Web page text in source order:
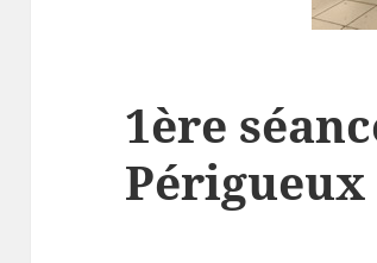
1ère
Périgueux